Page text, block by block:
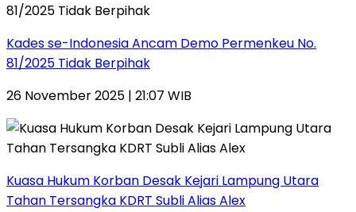
Kades se-Indonesia Ancam Demo Permenkeu No.
81/2025 Tidak Berpihak
26 November 2025 | 21:07 WIB
Kuasa Hukum Korban Desak Kejari Lampung Utara
Tahan Tersangka KDRT Subli Alias Alex